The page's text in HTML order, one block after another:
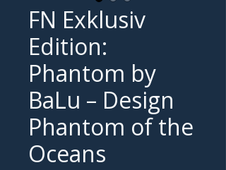
FN Exklusiv
Edition:
Phantom by
BaLu – Design
Phantom of the
Oceans